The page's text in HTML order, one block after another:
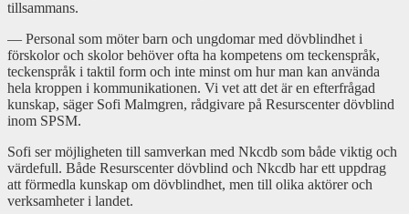
tillsammans.
— Personal som möter barn och ungdomar med dövblindhet i
förskolor och skolor behöver ofta ha kompetens om teckenspråk,
teckenspråk i taktil form och inte minst om hur man kan använda
hela kroppen i kommunikationen. Vi vet att det är en efterfrågad
kunskap, säger Sofi Malmgren, rådgivare på Resurscenter dövblind
inom SPSM.
Sofi ser möjligheten till samverkan med Nkcdb som både viktig och
värdefull. Både Resurscenter dövblind och Nkcdb har ett uppdrag
att förmedla kunskap om dövblindhet, men till olika aktörer och
verksamheter i landet.